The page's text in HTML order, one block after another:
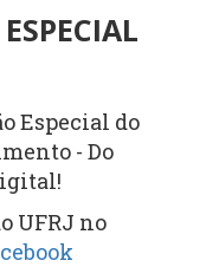
Especial do
- Do
UFRJ no